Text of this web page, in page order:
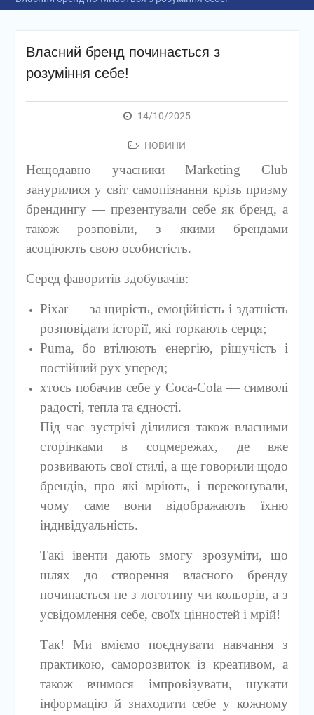
Власний бренд починається з
розуміння себе!
14/10/2025
НОВИНИ
Нещодавно учасники Marketing Club
занурилися у світ самопізнання крізь призму
брендингу — презентували себе як бренд, а
також розповіли, з якими брендами
асоціюють свою особистість.
Серед фаворитів здобувачів:
Pixar — за щирість, емоційність і здатність
розповідати історії, які торкають серця;
Puma, бо втілюють енергію, рішучість і
постійний рух уперед;
хтось побачив себе у Coca-Cola — символі
радості, тепла та єдності.
Під час зустрічі ділилися також власними
сторінками в соцмережах, де вже
розвивають свої стилі, а ще говорили щодо
брендів, про які мріють, і переконували,
чому саме вони відображають їхню
індивідуальність.
Такі івенти дають змогу зрозуміти, що
шлях до створення власного бренду
починається не з логотипу чи кольорів, а з
усвідомлення себе, своїх цінностей і мрій!
Так! Ми вміємо поєднувати навчання з
практикою, саморозвиток із креативом, а
також вчимося імпровізувати, шукати
інформацію й знаходити себе у кожному